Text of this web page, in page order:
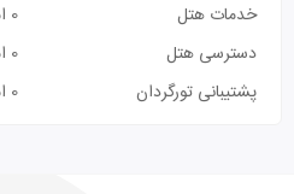
خدمات هتل
0 امتیاز
دسترسی هتل
0 امتیاز
پشتیبانی تورگردان
0 امتیاز